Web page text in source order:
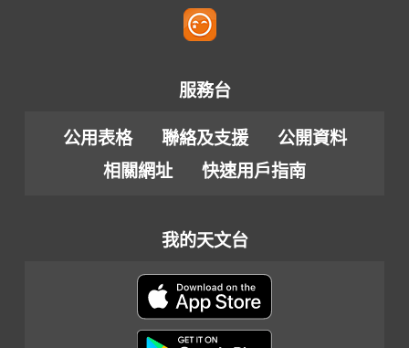
服務台
公用表格 聯絡及支援
公開資料
相關網址
快速用戶指南
我的天文台